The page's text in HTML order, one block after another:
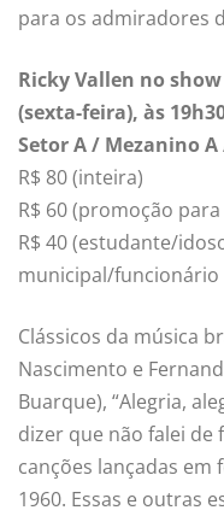
para os admiradores
Ricky Vallen no
(sexta-feira), às
Setor A / Mezanino
R$ 80 (inteira)
R$ 60 (promoção
R$ 40 (estudante/
municipal/funcionário
Clássicos da música
Nascimento e
Buarque), “Alegria,
dizer que não falei de
canções lançadas em
1960. Essas e outras